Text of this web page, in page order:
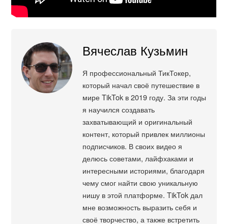
Вячеслав Кузьмин
Я профессиональный ТикТокер,
который начал своё путешествие в
мире TikTok в 2019 году. За эти годы
я научился создавать
захватывающий и оригинальный
контент, который привлек миллионы
подписчиков. В своих видео я
делюсь советами, лайфхаками и
интересными историями, благодаря
чему смог найти свою уникальную
нишу в этой платформе. TikTok дал
мне возможность выразить себя и
своё творчество, а также встретить